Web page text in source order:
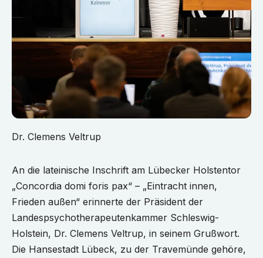
Dr. Clemens Veltrup
An die lateinische Inschrift am Lübecker Holstentor
„Concordia domi foris pax“ – „Eintracht innen,
Frieden außen“ erinnerte der Präsident der
Landespsychotherapeutenkammer Schleswig-
Holstein, Dr. Clemens Veltrup, in seinem Grußwort.
Die Hansestadt Lübeck, zu der Travemünde gehöre,